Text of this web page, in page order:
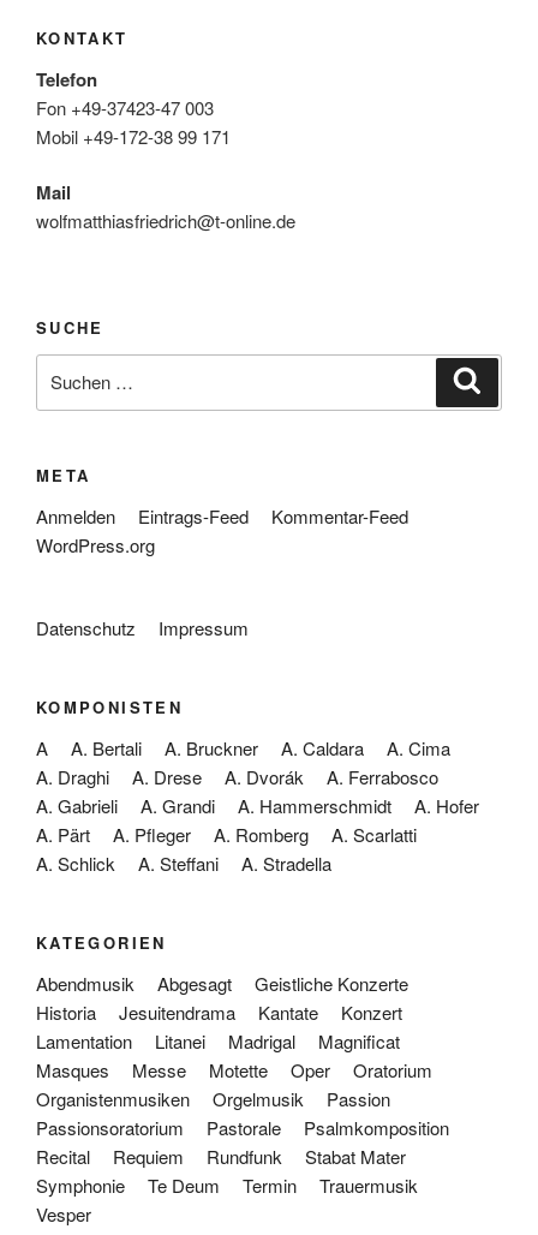
KONTAKT
Telefon
Fon +49-37423-47 003
Mobil +49-172-38 99 171
Mail
wolfmatthiasfriedrich@t-online.de
SUCHE
nach:
META
Anmelden Eintrags-Feed
Kommentar-Feed
WordPress.org
Datenschutz Impressum
KOMPONISTEN
A A. Bertali A. Bruckner A. Caldara
A. Cima
A. Draghi
A. Drese A. Dvorák
A. Ferrabosco
A. Gabrieli
A. Grandi A. Hammerschmidt
A. Hofer
A. Pärt
A. Pfleger A. Romberg
A. Scarlatti
A. Schlick
A. Steffani A. Stradella
KATEGORIEN
Abendmusik Abgesagt
Geistliche Konzerte
Historia
Jesuitendrama Kantate
Konzert
Lamentation
Litanei Madrigal
Magnificat
Masques
Messe Motette Oper
Oratorium
Organistenmusiken
Orgelmusik
Passion
Passionsoratorium
Pastorale
Psalmkomposition
Recital
Requiem Rundfunk
Stabat Mater
Symphonie
Te Deum Termin
Trauermusik
Vesper